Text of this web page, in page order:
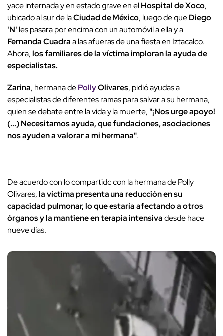
yace internada y en estado grave en elHospital de Xoco,
ubicado al sur de laCiudad de México, luego de queDiego
'N' les pasara por encima con un automóvil a ella y a
Fernanda Cuadraa las afueras de una fiesta en Iztacalco.
Ahora,los familiares de la víctima imploran la ayuda de
especialistas.
Zarina, hermana dePollyOlivares, pidió ayudas a
especialistas de diferentes ramas para salvar a su hermana,
quien se debate entre la vida y la muerte, "¡Nos urge apoyo!
(...) Necesitamos ayuda, que fundaciones, asociaciones
nos ayuden a valorar a mi hermana".
De acuerdo con lo compartido con la hermana de Polly
Olivares,la víctima presenta una reducción en su
capacidad pulmonar, lo que estaría afectando a otros
órganos y la mantiene en terapia intensivadesde hace
nueve días.